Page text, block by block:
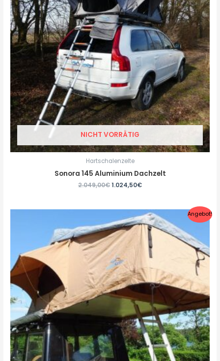
NICHT VORRÄTIG
Hartschalenzelte
Sonora 145 Aluminium Dachzelt
2.049,00€1.024,50€
Angebot!